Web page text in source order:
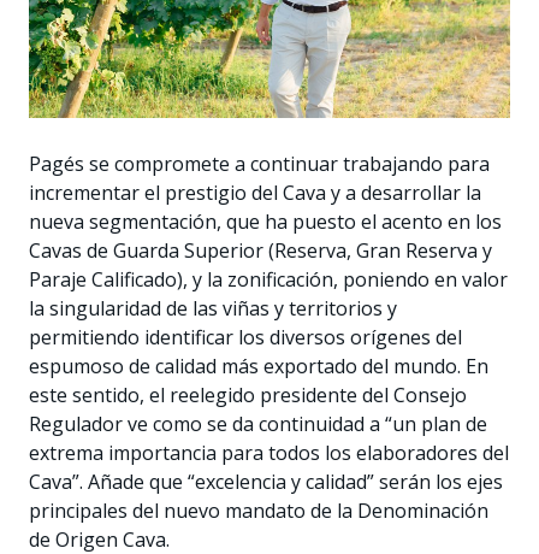
Pagés se compromete a continuar trabajando para
incrementar el prestigio del Cava y a desarrollar la
nueva segmentación, que ha puesto el acento en los
Cavas de Guarda Superior (Reserva, Gran Reserva y
Paraje Calificado), y la zonificación, poniendo en valor
la singularidad de las viñas y territorios y
permitiendo identificar los diversos orígenes del
espumoso de calidad más exportado del mundo. En
este sentido, el reelegido presidente del Consejo
Regulador ve como se da continuidad a “un plan de
extrema importancia para todos los elaboradores del
Cava”. Añade que “excelencia y calidad” serán los ejes
principales del nuevo mandato de la Denominación
de Origen Cava.